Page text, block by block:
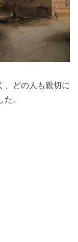
、どの人も親切に
。